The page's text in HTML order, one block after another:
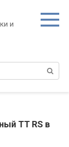
и
TT RS в